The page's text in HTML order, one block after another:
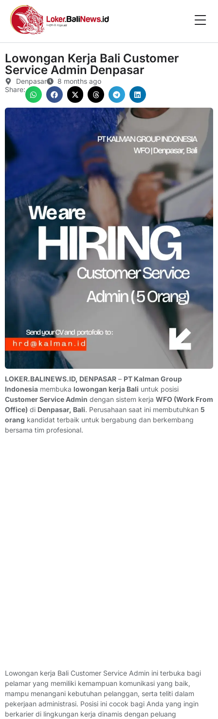
Lowongan Kerja Bali Customer
Service Admin Denpasar
Denpasar
8 months ago
Share:
LOKER.BALINEWS.ID, DENPASAR – PT Kalman Group
Indonesia membuka lowongan kerja Bali untuk posisi
Customer Service Admin dengan sistem kerja WFO (Work From
Office) di Denpasar, Bali. Perusahaan saat ini membutuhkan 5
orang kandidat terbaik untuk bergabung dan berkembang
bersama tim profesional.
Lowongan kerja Bali Customer Service Admin ini terbuka bagi
pelamar yang memiliki kemampuan komunikasi yang baik,
mampu menangani kebutuhan pelanggan, serta teliti dalam
pekerjaan administrasi. Posisi ini cocok bagi Anda yang ingin
berkarier di lingkungan kerja dinamis dengan peluang